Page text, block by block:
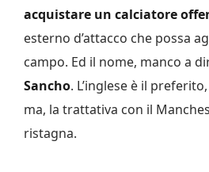
acquistare un calciatore
esterno d’attacco che possa
campo. Ed il nome, manco a
Sancho. L’inglese è il
ma, la trattativa con il
ristagna.